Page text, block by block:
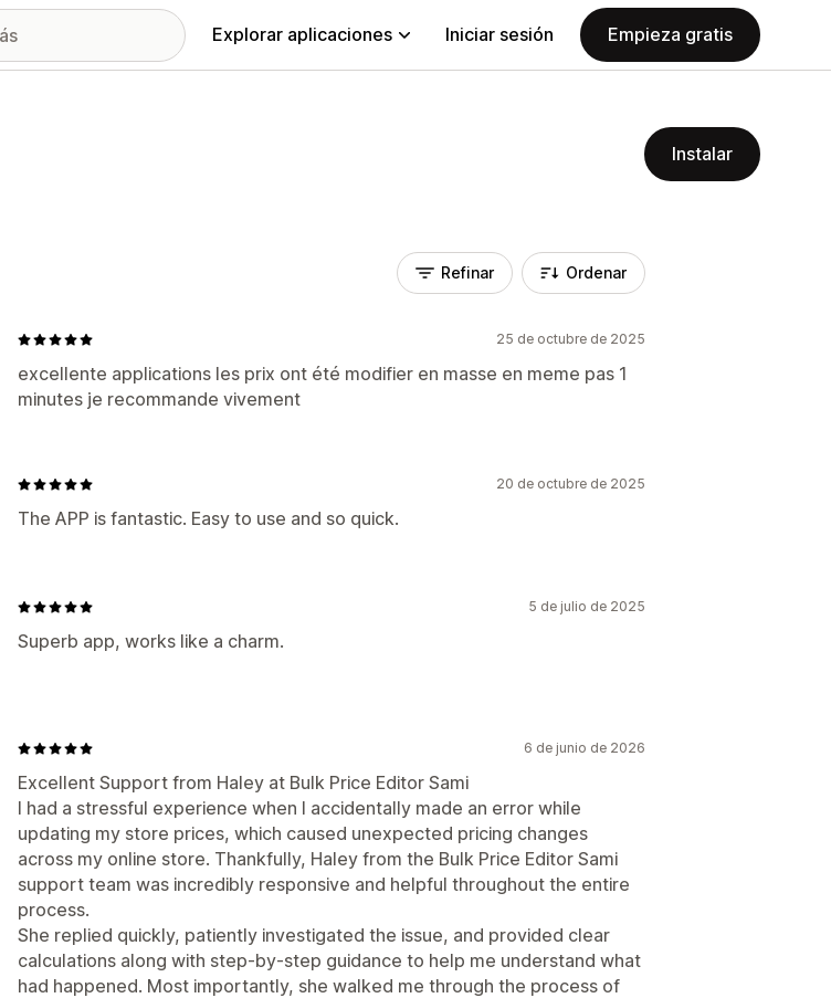
Explorar aplicaciones Iniciar sesión Empieza gratis
Instalar
Refinar Ordenar
25 de octubre de 2025
excellente applications les prix ont été modifier en masse en meme pas 1
minutes je recommande vivement
20 de octubre de 2025
The APP is fantastic. Easy to use and so quick.
5 de julio de 2025
Superb app, works like a charm.
6 de junio de 2026
Excellent Support from Haley at Bulk Price Editor Sami
I had a stressful experience when I accidentally made an error while
updating my store prices, which caused unexpected pricing changes
across my online store. Thankfully, Haley from the Bulk Price Editor Sami
support team was incredibly responsive and helpful throughout the entire
process.
She replied quickly, patiently investigated the issue, and provided clear
calculations along with step-by-step guidance to help me understand what
had happened. Most importantly, she walked me through the process of